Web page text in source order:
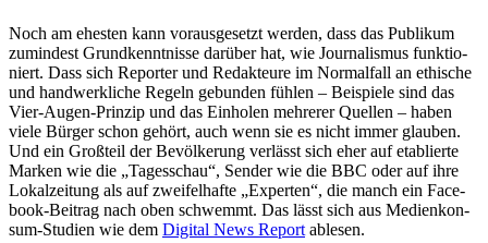
Noch am ehesten kann vor­aus­ge­setzt werden, dass das Publi­kum
zumin­dest Grund­kennt­nisse darüber hat, wie Jour­na­lis­mus funk­tio­
niert. Dass sich Repor­ter und Redak­teure im Nor­mal­fall an ethi­sche
und hand­werk­li­che Regeln gebun­den fühlen – Bei­spiele sind das
Vier-Augen-Prinzip und das Ein­ho­len meh­re­rer Quellen – haben
viele Bürger schon gehört, auch wenn sie es nicht immer glauben.
Und ein Groß­teil der Bevöl­ke­rung ver­lässt sich eher auf eta­blierte
Marken wie die „Tages­schau“, Sender wie die BBC oder auf ihre
Lokal­zei­tung als auf zwei­fel­hafte „Exper­ten“, die manch ein Face­
book-Beitrag nach oben schwemmt. Das lässt sich aus Medi­en­kon­
sum-Studien wie dem Digital News Report ablesen.